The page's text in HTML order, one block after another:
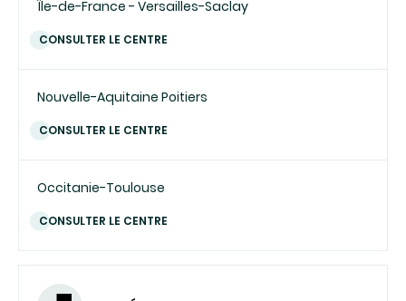
Île-de-France - Versailles-Saclay
CONSULTER LE CENTRE
Nouvelle-Aquitaine Poitiers
CONSULTER LE CENTRE
Occitanie-Toulouse
CONSULTER LE CENTRE